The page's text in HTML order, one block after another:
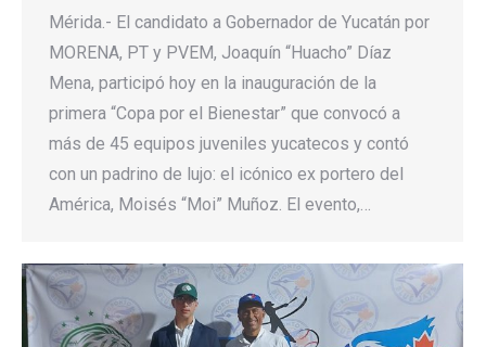
Mérida.- El candidato a Gobernador de Yucatán por
MORENA, PT y PVEM, Joaquín “Huacho” Díaz
Mena, participó hoy en la inauguración de la
primera “Copa por el Bienestar” que convocó a
más de 45 equipos juveniles yucatecos y contó
con un padrino de lujo: el icónico ex portero del
América, Moisés “Moi” Muñoz. El evento,…